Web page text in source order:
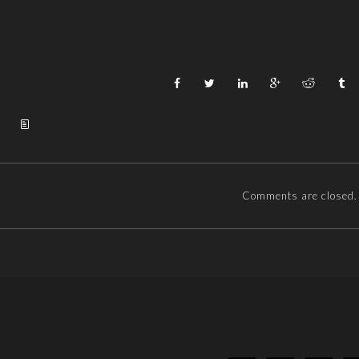
Comments are closed.